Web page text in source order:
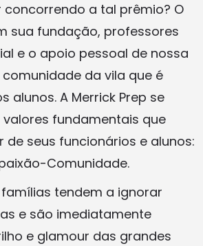
concorrendo a tal prêmio? O
sua fundação, professores
e o apoio pessoal de nossa
da vila que é
alunos. A Merrick Prep se
fundamentais que
de seus funcionários e alunos:
Comunidade.
tendem a ignorar
e são imediatamente
e glamour das grandes